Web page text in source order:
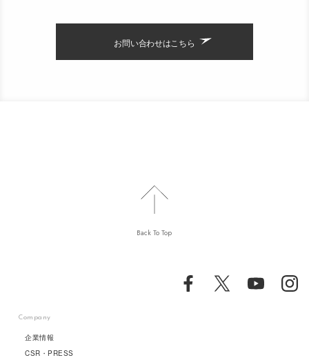
お問い合わせはこちら
Back To Top
Company
企業情報
CSR・PRESS